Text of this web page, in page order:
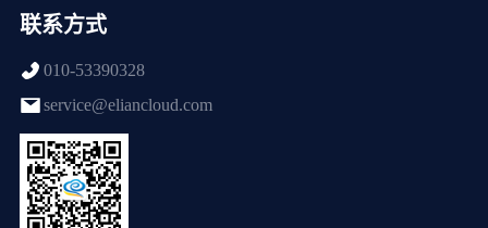
联系方式
010-53390328
service@eliancloud.com